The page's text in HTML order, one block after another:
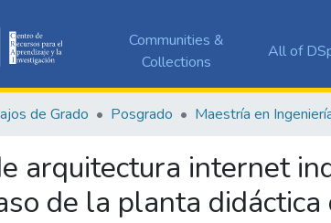
Communities &
Collections
All of
de Grado Posgrado Maestría en
arquitectura internet
de la planta